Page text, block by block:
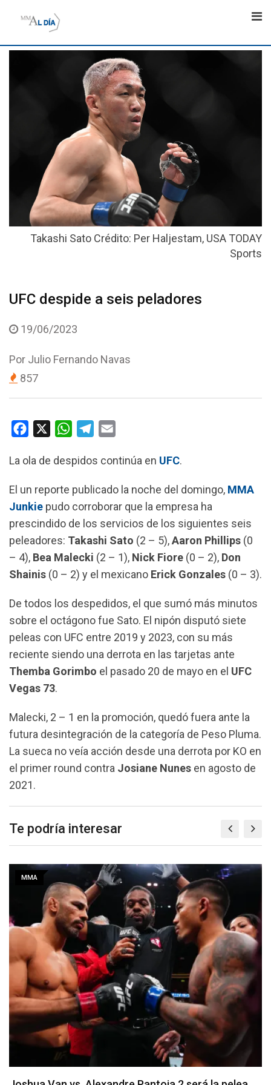
Takashi Sato Crédito: Per Haljestam, USA TODAY
Sports
UFC despide a seis peladores
19/06/2023
Por Julio Fernando Navas
857
c
b
o
o
k
W
a
s
A
p
p
l
g
r
a
m
a
l
La ola de despidos continúa en UFC.
El un reporte publicado la noche del domingo, MMA
Junkie pudo corroborar que la empresa ha
prescindido de los servicios de los siguientes seis
peleadores: Takashi Sato (2 – 5),Aaron Phillips (0
– 4), Bea Malecki (2 – 1), Nick Fiore (0 – 2), Don
Shainis (0 – 2) y el mexicano Erick Gonzales (0 – 3).
De todos los despedidos, el que sumó más minutos
sobre el octágono fue Sato. El nipón disputó siete
peleas con UFC entre 2019 y 2023, con su más
reciente siendo una derrota en las tarjetas ante
Themba Gorimbo el pasado 20 de mayo en el UFC
Vegas 73.
Malecki, 2 – 1 en la promoción, quedó fuera ante la
futura desintegración de la categoría de Peso Pluma.
La sueca no veía acción desde una derrota por KO en
el primer round contra Josiane Nunes en agosto de
2021.
Te podría interesar
MMA